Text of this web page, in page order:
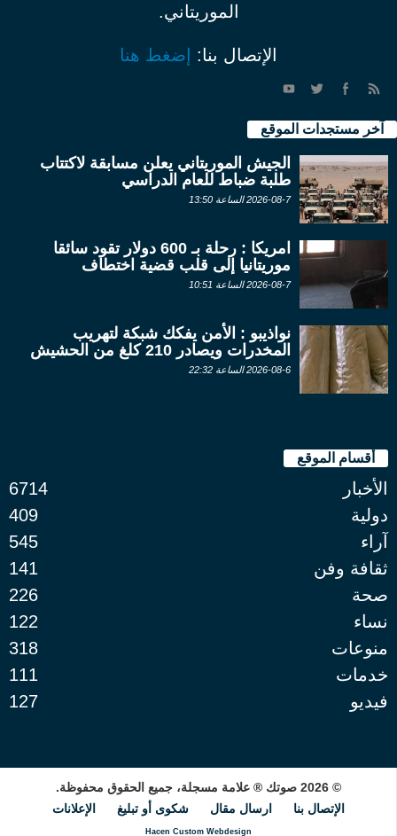
الموريتاني.
الإتصال بنا: إضغط هنا
آخر مستجدات الموقع
الجيش الموريتاني يعلن مسابقة لاكتتاب
طلبة ضباط للعام الدراسي
2026-08-7 الساعة 13:50
امريكا : رحلة بـ 600 دولار تقود سائقا
موريتانيا إلى قلب قضية اختطاف
2026-08-7 الساعة 10:51
نواذيبو : الأمن يفكك شبكة لتهريب
المخدرات ويصادر 210 كلغ من الحشيش
2026-08-6 الساعة 22:32
أقسام الموقع
الأخبار
6714
دولية
409
آراء
545
ثقافة وفن
141
صحة
226
نساء
122
منوعات
318
خدمات
111
فيديو
127
© 2026 صوتك ® علامة مسجلة، جميع الحقوق محفوظة.
الإتصال بنا
ارسال مقال شكوى أو تبليغ الإعلانات
Hacen Custom Webdesign